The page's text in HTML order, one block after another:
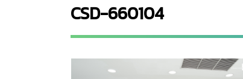
CSD-660104